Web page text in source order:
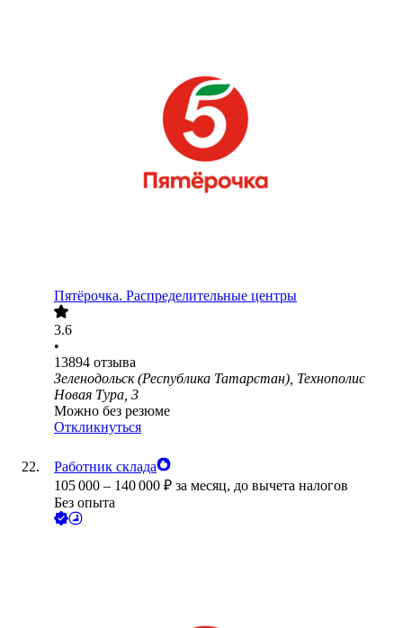
Пятёрочка. Распределительные центры
3.6
•
13894 отзыва
Зеленодольск (Республика Татарстан), Технополис
Новая Тура, 3
Можно без резюме
Откликнуться
Работник склада
105 000 – 140 000 ₽ за месяц, до вычета налогов
Без опыта